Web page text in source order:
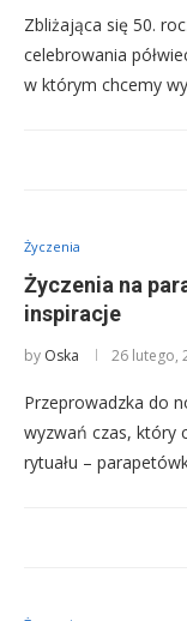
Zbliżająca się 50.
celebrowania
w którym chcemy
Życzenia
Życzenia na
inspiracje
by Oska 26 lutego,
Przeprowadzka do
wyzwań czas, który
rytuału –